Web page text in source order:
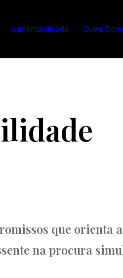
Sustentabilidade Quem
que orienta
na procura